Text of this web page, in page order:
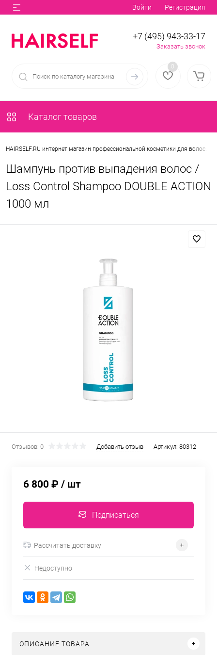
Войти Регистрация
+7 (495) 943-33-17
Заказать звонок
0
Каталог товаров
HAIRSELF.RU интернет магазин профессиональной косметики для волос.
Шампунь против выпадения волос /
Loss Control Shampoo DOUBLE ACTION
1000 мл
Отзывов: 0 Добавить отзыв Артикул: 80312
6 800 ₽ / шт
Подписаться
Рассчитать доставку
Недоступно
ОПИСАНИЕ ТОВАРА